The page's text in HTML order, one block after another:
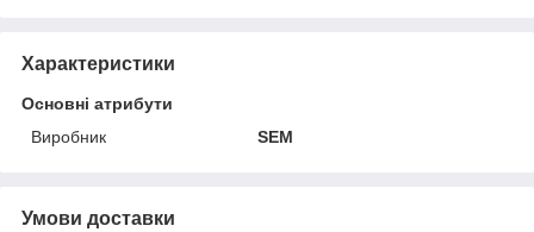
Характеристики
Основні атрибути
Виробник
SEM
Умови доставки